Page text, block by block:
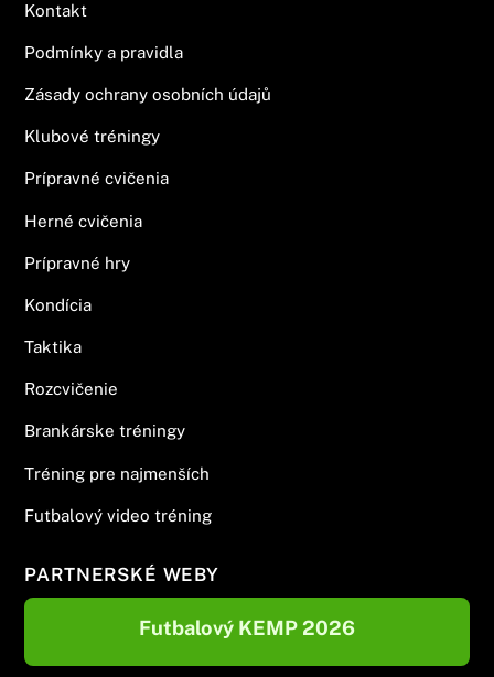
Kontakt
Podmínky a pravidla
Zásady ochrany osobních údajů
Klubové tréningy
Prípravné cvičenia
Herné cvičenia
Prípravné hry
Kondícia
Taktika
Rozcvičenie
Brankárske tréningy
Tréning pre najmenších
Futbalový video tréning
PARTNERSKÉ WEBY
Futbalový KEMP 2026